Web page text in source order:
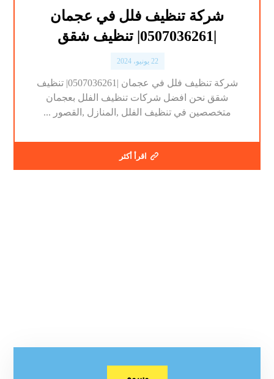
شركة تنظيف فلل في عجمان
22 يونيو، 2024
شركة تنظيف فلل في عجمان |0507036261| تنظيف
شقق نحن افضل شركات تنظيف الفلل بعجمان
متخصصين في تنظيف الفلل ,المنازل ,القصور ...
اقرأ أكثر